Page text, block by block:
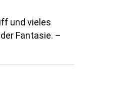
und vieles
Fantasie. –